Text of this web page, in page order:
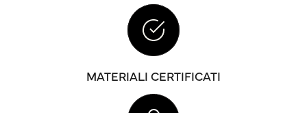
MATERIALI CERTIFICATI